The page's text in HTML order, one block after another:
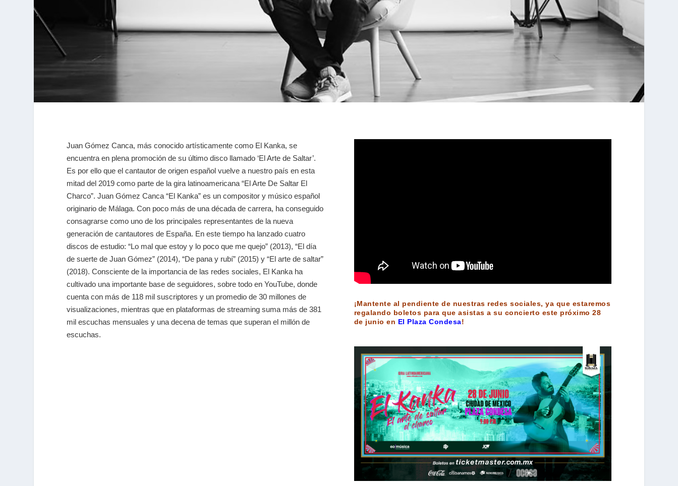
Juan Gómez Canca, más conocido artísticamente como El Kanka, se
encuentra en plena promoción de su último disco llamado ‘El Arte de Saltar’.
Es por ello que el cantautor de origen español vuelve a nuestro país en esta
mitad del 2019 como parte de la gira latinoamericana “El Arte De Saltar El
Charco”. Juan Gómez Canca “El Kanka” es un compositor y músico español
originario de Málaga. Con poco más de una década de carrera, ha conseguido
consagrarse como uno de los principales representantes de la nueva
generación de cantautores de España. En este tiempo ha lanzado cuatro
discos de estudio: “Lo mal que estoy y lo poco que me quejo” (2013), “El día
de suerte de Juan Gómez” (2014), “De pana y rubí” (2015) y “El arte de saltar”
(2018). Consciente de la importancia de las redes sociales, El Kanka ha
cultivado una importante base de seguidores, sobre todo en YouTube, donde
cuenta con más de 118 mil suscriptores y un promedio de 30 millones de
visualizaciones, mientras que en plataformas de streaming suma más de 381
mil escuchas mensuales y una decena de temas que superan el millón de
escuchas.
¡Mantente al pendiente de nuestras redes sociales, ya que estaremos
regalando boletos para que asistas a su concierto este próximo 28
de junio en El Plaza Condesa!